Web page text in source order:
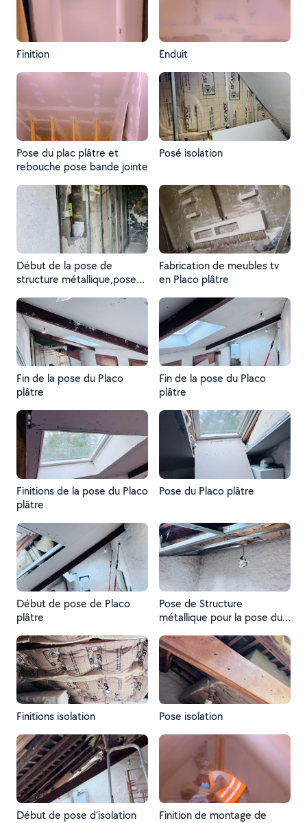
Finition Enduit
Pose du plac plâtre et
rebouche pose bande jointe
Posé isolation
Début de la pose de
structure métallique,pose
Fabrication de meubles tv
en Placo plâtre
Fin de la pose du Placo
plâtre
Fin de la pose du Placo
plâtre
Finitions de la pose du Placo
plâtre
Pose du Placo plâtre
Début de pose de Placo
plâtre
Pose de Structure
métallique pour la pose du
Finitions isolation Pose isolation
Début de pose d’isolation
Finition de montage de